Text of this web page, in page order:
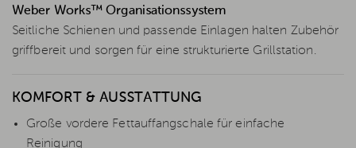
Weber Works™ Organisationssystem
Seitliche Schienen und passende Einlagen halten Zubehör
griffbereit und sorgen für eine strukturierte Grillstation.
KOMFORT & AUSSTATTUNG
Große vordere Fettauffangschale für einfache
Reinigung